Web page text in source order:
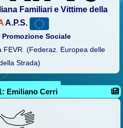
Familiari e Vittime della
A.P.S.
Sociale
FEVR (Federaz. Europea delle
Strada)
Emiliano Cerri